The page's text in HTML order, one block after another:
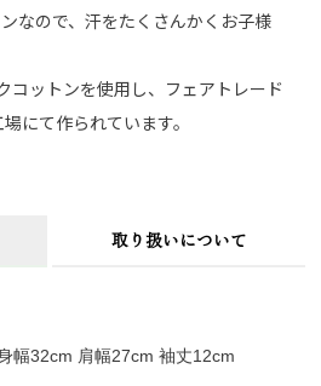
なので、汗をたくさんかくお子様
コットンを使用し、フェアトレード
にて作られています。
取り扱いについて
幅32cm 肩幅27cm 袖丈12cm